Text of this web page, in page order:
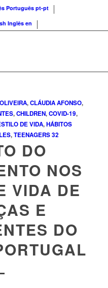
Português pt-pt
Inglês en
,CLÁUDIA AFONSO,
,CHILDREN,COVID-19,
DE VIDA,HÁBITOS
,TEENAGERS32
DO
NOS
VIDA DE
E
DO